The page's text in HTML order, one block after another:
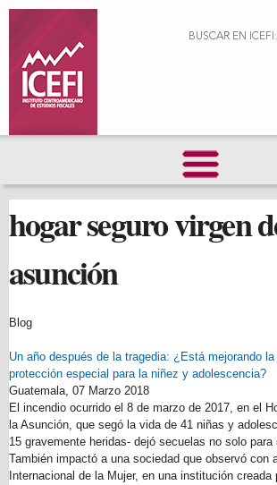
principalBUSCAR EN ICEFI:
hogar seguro virgen
asunción
Blog
Un año después de la tragedia: ¿Está mejorando
protección especial para la niñez y adolescencia?
Guatemala, 07 Marzo 2018
El incendio ocurrido el 8 de marzo de 2017, en el
la Asunción, que segó la vida de 41 niñas y
15 gravemente heridas- dejó secuelas no solo
También impactó a una sociedad que observó con
Internacional de la Mujer, en una institución creada